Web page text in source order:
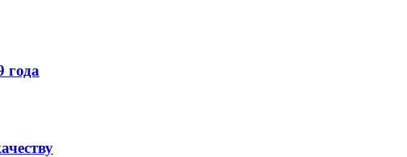
года